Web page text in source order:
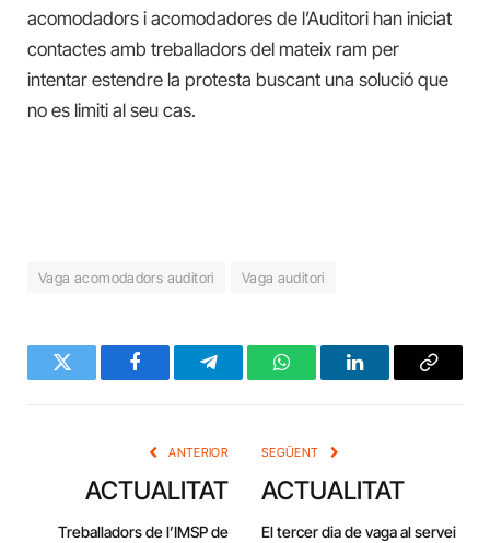
acomodadors i acomodadores de l’Auditori han iniciat
contactes amb treballadors del mateix ram per
intentar estendre la protesta buscant una solució que
no es limiti al seu cas.
Vaga acomodadors auditori Vaga auditori
Twitter FacebookTelegramWhatsAppLinkedInCopy
ANTERIOR
ACTUALITAT
Treballadors de l’IMSP de
SEGÜENT
ACTUALITAT
El tercer dia de vaga al servei